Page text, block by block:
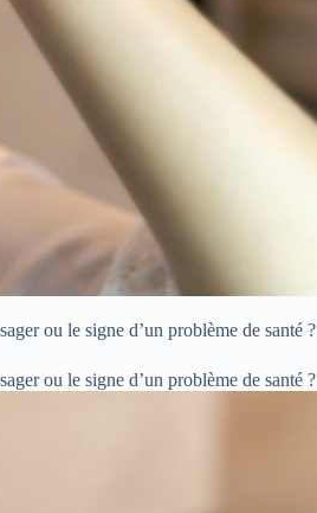
ou le signe d’un problème de santé ?
ou le signe d’un problème de santé ?